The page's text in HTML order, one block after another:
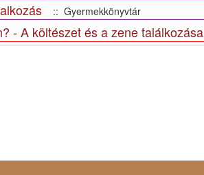
:: Gyermekkönyvtár
- A költészet és a zene találkozása